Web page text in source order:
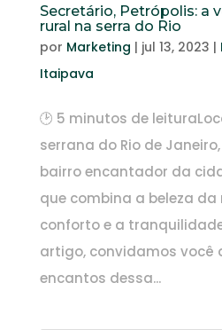
Secretário, Petrópolis: a
rural na serra do Rio
por Marketing | jul 13, 2023 |
Itaipava
🕑 5 minutos de
serrana do Rio de
bairro encantador da
que combina a beleza
conforto e a
artigo, convidamos você
encantos dessa...